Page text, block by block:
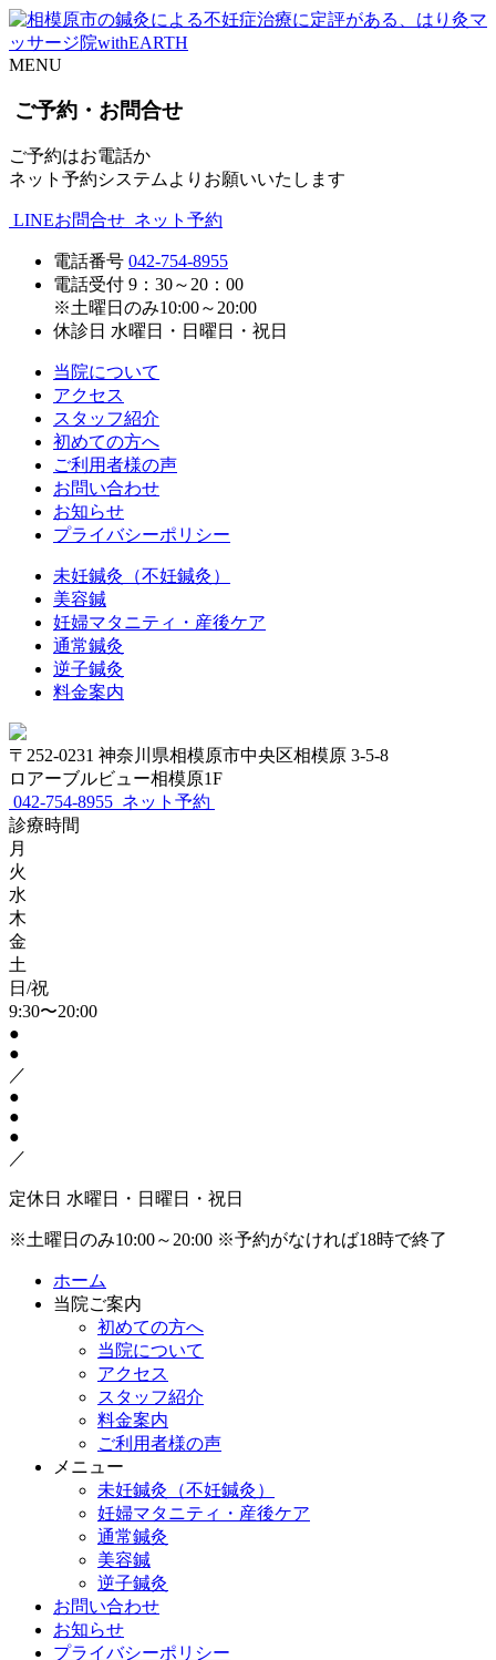
MENU
ご予約・お問合せ
ご予約はお電話か
ネット予約システムよりお願いいたします
LINEお問合せ ネット予約
電話番号 042-754-8955
電話受付 9：30～20：00
※土曜日のみ10:00～20:00
休診日 水曜日・日曜日・祝日
当院について
アクセス
スタッフ紹介
初めての方へ
ご利用者様の声
お問い合わせ
お知らせ
プライバシーポリシー
未妊鍼灸（不妊鍼灸）
美容鍼
妊婦マタニティ・産後ケア
通常鍼灸
逆子鍼灸
料金案内
〒252-0231 神奈川県相模原市中央区相模原 3-5-8
ロアーブルビュー相模原1F
042-754-8955 ネット予約
診療時間
月
火
水
木
金
土
日/祝
9:30〜20:00
●
●
／
●
●
●
／
定休日 水曜日・日曜日・祝日
※土曜日のみ10:00～20:00 ※予約がなければ18時で終了
ホーム
当院ご案内
初めての方へ
当院について
アクセス
スタッフ紹介
料金案内
ご利用者様の声
メニュー
未妊鍼灸（不妊鍼灸）
妊婦マタニティ・産後ケア
通常鍼灸
美容鍼
逆子鍼灸
お問い合わせ
お知らせ
プライバシーポリシー